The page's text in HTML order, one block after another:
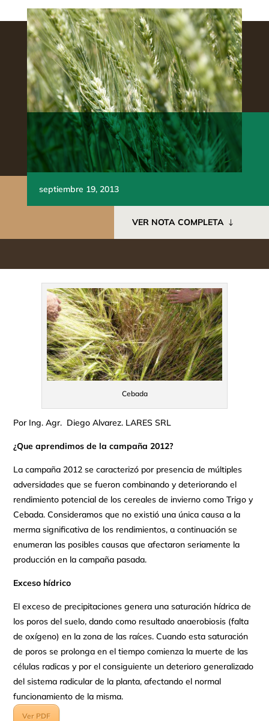
septiembre 19, 2013
VER NOTA COMPLETA
Cebada
Por Ing. Agr. Diego Alvarez. LARES SRL
¿Que aprendimos de la campaña 2012?
La campaña 2012 se caracterizó por presencia de múltiples
adversidades que se fueron combinando y deteriorando el
rendimiento potencial de los cereales de invierno como Trigo y
Cebada. Consideramos que no existió una única causa a la
merma significativa de los rendimientos, a continuación se
enumeran las posibles causas que afectaron seriamente la
producción en la campaña pasada.
Exceso hídrico
El exceso de precipitaciones genera una saturación hídrica de
los poros del suelo, dando como resultado anaerobiosis (falta
de oxígeno) en la zona de las raíces. Cuando esta saturación
de poros se prolonga en el tiempo comienza la muerte de las
células radicas y por el consiguiente un deterioro generalizado
del sistema radicular de la planta, afectando el normal
funcionamiento de la misma.
Ver PDF